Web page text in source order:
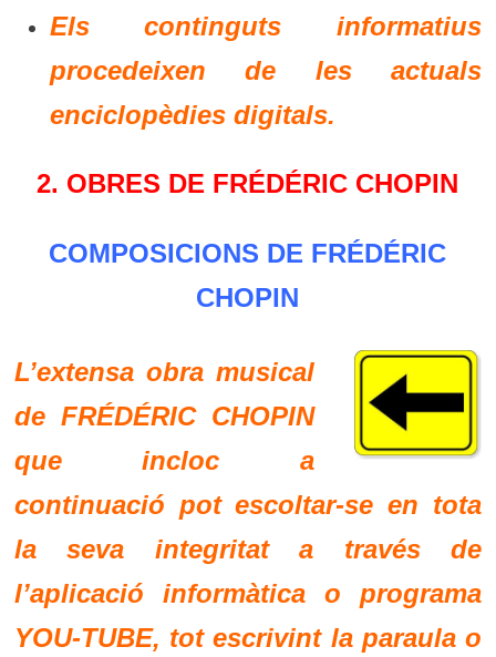
Els continguts informatius
procedeixen de les actuals
enciclopèdies digitals.
2. OBRES DE FRÉDÉRIC CHOPIN
COMPOSICIONS DE FRÉDÉRIC
CHOPIN
L’extensa obra musical
de FRÉDÉRIC CHOPIN
que incloc a
continuació pot escoltar-se en tota
la seva integritat a través de
l’aplicació informàtica o programa
YOU-TUBE, tot escrivint la paraula o